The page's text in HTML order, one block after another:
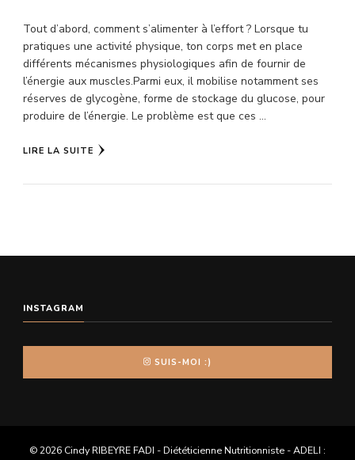
Tout d’abord, comment s’alimenter à l’effort ? Lorsque tu
pratiques une activité physique, ton corps met en place
différents mécanismes physiologiques afin de fournir de
l’énergie aux muscles.Parmi eux, il mobilise notamment ses
réserves de glycogène, forme de stockage du glucose, pour
produire de l’énergie. Le problème est que ces …
LIRE LA SUITE
INSTAGRAM
SUIS-MOI :)
© 2026 Cindy RIBEYRE FADI - Diététicienne Nutritionniste - ADELI :